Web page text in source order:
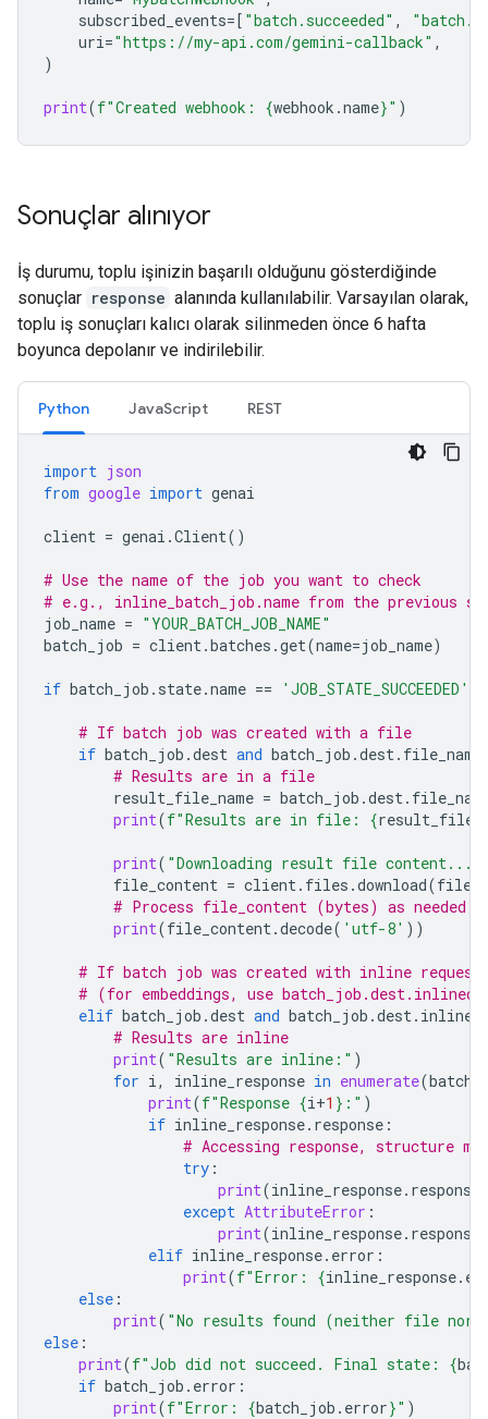
subscribed_events=[ "batch.succeeded" ,
uri="https://my-api.com/gemini-callback" ,
)
print(f"Created webhook: {webhook .name}" )
Sonuçlar alınıyor
İş durumu, toplu işinizin başarılı olduğunu gösterdiğinde
sonuçlar response alanında kullanılabilir. Varsayılan olarak,
toplu iş sonuçları kalıcı olarak silinmeden önce 6 hafta
boyunca depolanır ve indirilebilir.
Python JavaScript REST
import json
from google import genai
client = genai .Client()
# Use the name of the job you want to check
# e.g., inline_batch_job.name from the previous
job_name = "YOUR_BATCH_JOB_NAME"
batch_job = client.batches .get(name=job_name)
if batch_job . state.name == 'JOB_STATE_SUCCEEDED'
# If batch job was created with a file
if batch_job .dest and batch_job .dest. file_name
# Results are in a file
result_file_name = batch_job .dest.
print(f"Results are in file: {
print( "Downloading result file content..."
file_content = client. files .download(file
# Process file_content (bytes) as needed
print(file_content.decode( 'utf-8' ))
# If batch job was created with inline request
# (for embeddings, use
elif batch_job .dest and batch_job .dest.
# Results are inline
print( "Results are inline:" )
for i, inline_response in enumerate(
print(f"Response {i+1 } :" )
if inline_response. response :
# Accessing response, structure
try :
print(inline_response. response
except AttributeError :
print(inline_response. response
elif inline_response. error :
print(f"Error: {inline_response.
else :
print( "No results found (neither file
else :
print(f"Job did not succeed. Final state: {
if batch_job . error :
print(f"Error: {batch_job . error}" )